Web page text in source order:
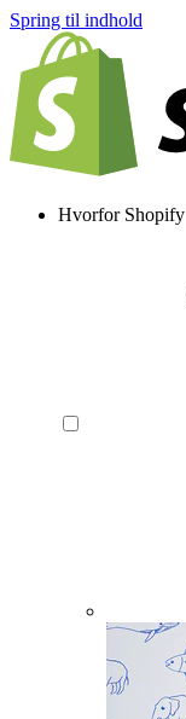
Spring til indhold
Hvorfor Shopify